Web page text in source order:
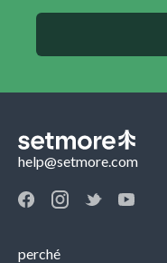
help@setmore.com
perché